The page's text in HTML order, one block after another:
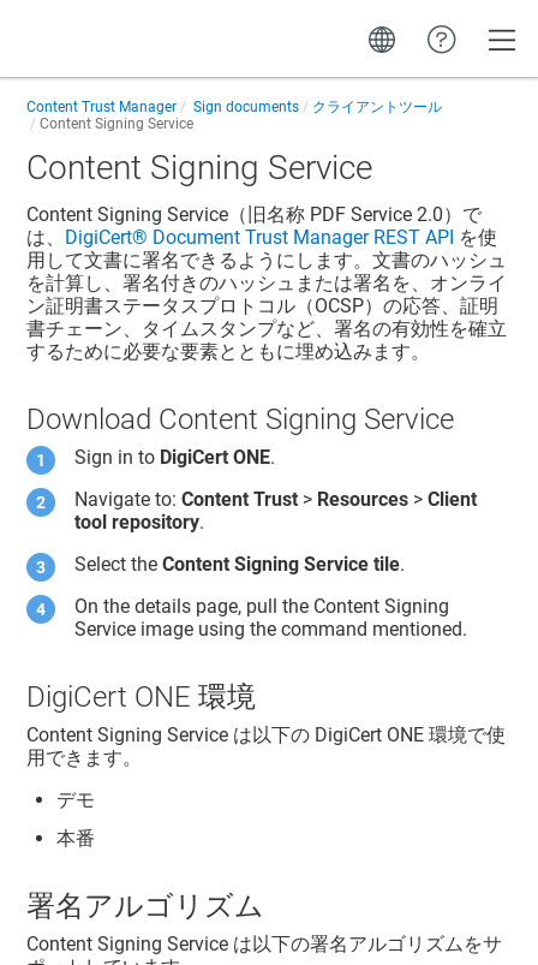
Content Trust Manager Sign documents
クライアントツール
Content Signing Service
Content Signing Service
Content Signing Service （旧名称 PDF Service 2.0）で
は、 DigiCert® Document Trust Manager REST API を使
用して文書に署名できるようにします。文書のハッシュ
を計算し、署名付きのハッシュまたは署名を、オンライ
ン証明書ステータスプロトコル（OCSP）の応答、証明
書チェーン、タイムスタンプなど、署名の有効性を確立
するために必要な要素とともに埋め込みます。
Download Content Signing Service
Sign in to DigiCert ONE.
Navigate to:Content Trust > Resources >Client
tool repository.
Select theContent Signing Service tile.
On the details page, pull the Content Signing
Service image using the command mentioned.
DigiCert ONE 環境
Content Signing Service は以下の DigiCert ONE 環境で使
用できます。
デモ
本番
署名アルゴリズム
Content Signing Service は以下の署名アルゴリズムをサ